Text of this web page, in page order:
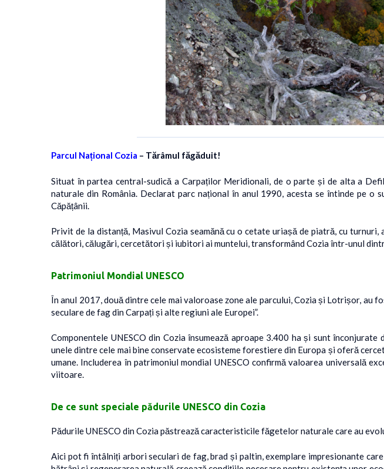
Parcul Național Cozia – Tărâmul făgăduit!
Situat în partea central-sudică a Carpaților Meridionali, de o parte și de alta a
naturale din România. Declarat parc național în anul 1990, acesta se întinde pe
Căpățânii.
Privit de la distanță, Masivul Cozia seamănă cu o cetate uriașă de piatră, cu
călători, călugări, cercetători și iubitori ai muntelui, transformând Cozia într-unul
Patrimoniul Mondial UNESCO
În anul 2017, două dintre cele mai valoroase zone ale parcului, Cozia și Lotrișor, au
seculare de fag din Carpați și alte regiuni ale Europei”.
Componentele UNESCO din Cozia însumează aproape 3.400 ha și sunt
unele dintre cele mai bine conservate ecosisteme forestiere din Europa și oferă
umane. Includerea în patrimoniul mondial UNESCO confirmă valoarea universală
viitoare.
De ce sunt speciale pădurile UNESCO din Cozia
Pădurile UNESCO din Cozia păstrează caracteristicile făgetelor naturale care au
Aici pot fi întâlniți arbori seculari de fag, brad și paltin, exemplare impresionante